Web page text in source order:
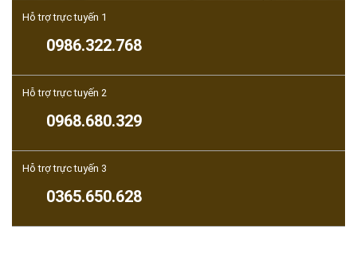
Hỗ trợ trực tuyến 1
0986.322.768
Hỗ trợ trực tuyến 2
0968.680.329
Hỗ trợ trực tuyến 3
0365.650.628